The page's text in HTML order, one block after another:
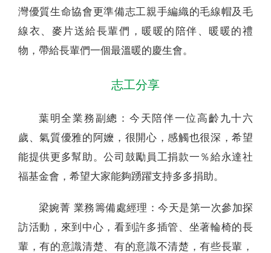
灣優質生命協會更準備志工親手編織的毛線帽及毛
線衣、麥片送給長輩們，暖暖的陪伴、暖暖的禮
物，帶給長輩們一個最溫暖的慶生會。
志工分享
葉明全業務副總：今天陪伴一位高齡九十六
歲、氣質優雅的阿嬤，很開心，感觸也很深，希望
能提供更多幫助。公司鼓勵員工捐款一％給永達社
福基金會，希望大家能夠踴躍支持多多捐助。
梁婉菁 業務籌備處經理：今天是第一次參加探
訪活動，來到中心，看到許多插管、坐著輪椅的長
輩，有的意識清楚、有的意識不清楚，有些長輩，